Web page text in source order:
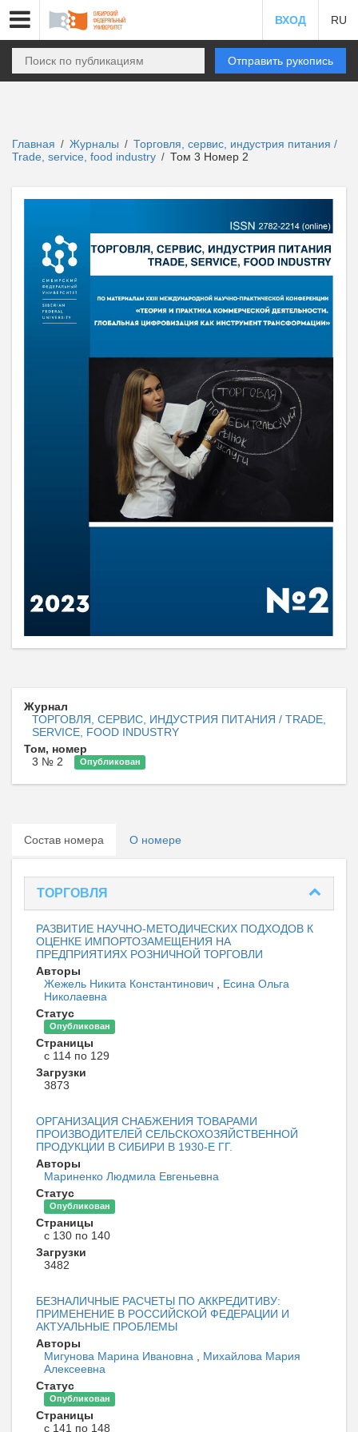
ВХОД RU
Отправить рукопись
Главная / Журналы / Торговля, сервис, индустрия питания /
Trade, service, food industry / Том 3 Номер 2
Журнал
ТОРГОВЛЯ, СЕРВИС, ИНДУСТРИЯ ПИТАНИЯ / TRADE,
SERVICE, FOOD INDUSTRY
Том, номер
3 № 2
Опубликован
Состав номера О номере
ТОРГОВЛЯ
РАЗВИТИЕ НАУЧНО-МЕТОДИЧЕСКИХ ПОДХОДОВ К
ОЦЕНКЕ ИМПОРТОЗАМЕЩЕНИЯ НА
ПРЕДПРИЯТИЯХ РОЗНИЧНОЙ ТОРГОВЛИ
Авторы
Жежель Никита Константинович
Есина Ольга
Николаевна
Статус
Опубликован
Страницы
с 114 по 129
Загрузки
3873
ОРГАНИЗАЦИЯ СНАБЖЕНИЯ ТОВАРАМИ
ПРОИЗВОДИТЕЛЕЙ СЕЛЬСКОХОЗЯЙСТВЕННОЙ
ПРОДУКЦИИ В СИБИРИ В 1930-Е ГГ.
Авторы
Мариненко Людмила Евгеньевна
Статус
Опубликован
Страницы
с 130 по 140
Загрузки
3482
БЕЗНАЛИЧНЫЕ РАСЧЕТЫ ПО АККРЕДИТИВУ:
ПРИМЕНЕНИЕ В РОССИЙСКОЙ ФЕДЕРАЦИИ И
АКТУАЛЬНЫЕ ПРОБЛЕМЫ
Авторы
Мигунова Марина Ивановна
Михайлова Мария
Алексеевна
Статус
Опубликован
Страницы
с 141 по 148